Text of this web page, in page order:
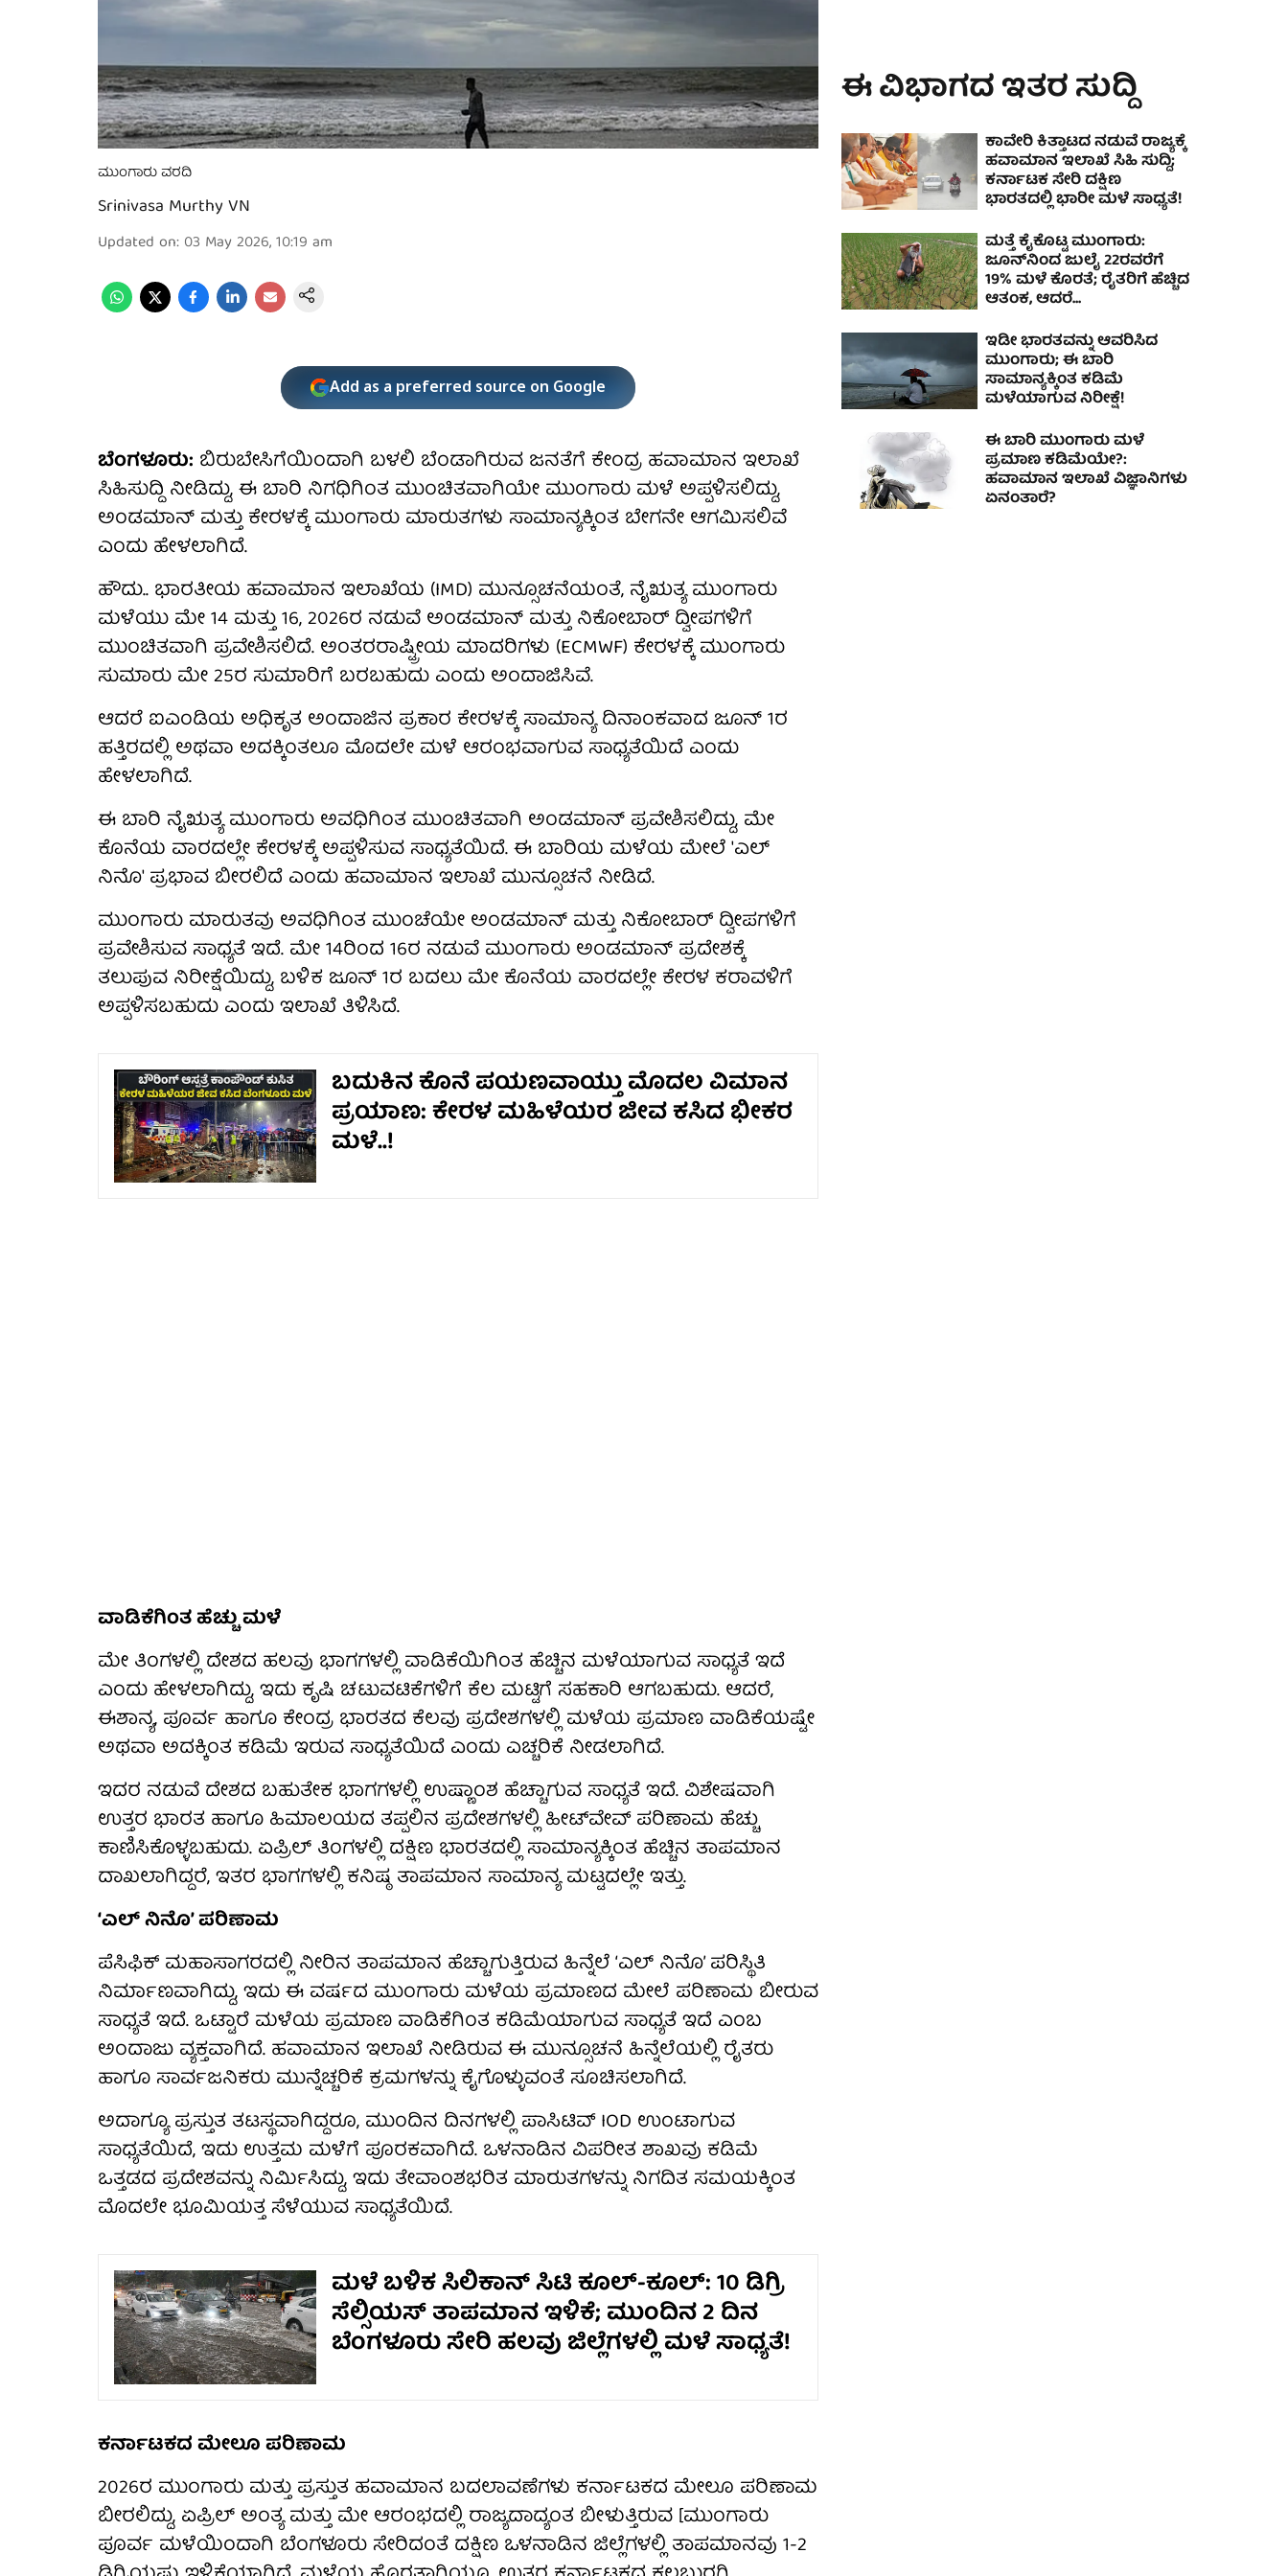
ಮುಂಗಾರು ವರದಿ
Srinivasa Murthy VN
Updated on: 03 May 2026, 10:19 am
Add as a preferred source on Google
ಬೆಂಗಳೂರು: ಬಿರುಬೇಸಿಗೆಯಿಂದಾಗಿ ಬಳಲಿ ಬೆಂಡಾಗಿರುವ ಜನತೆಗೆ ಕೇಂದ್ರ ಹವಾಮಾನ ಇಲಾಖೆ
ಸಿಹಿಸುದ್ದಿ ನೀಡಿದ್ದು, ಈ ಬಾರಿ ನಿಗಧಿಗಿಂತ ಮುಂಚಿತವಾಗಿಯೇ ಮುಂಗಾರು ಮಳೆ ಅಪ್ಪಳಿಸಲಿದ್ದು,
ಅಂಡಮಾನ್ ಮತ್ತು ಕೇರಳಕ್ಕೆ ಮುಂಗಾರು ಮಾರುತಗಳು ಸಾಮಾನ್ಯಕ್ಕಿಂತ ಬೇಗನೇ ಆಗಮಿಸಲಿವೆ
ಎಂದು ಹೇಳಲಾಗಿದೆ.
ಹೌದು.. ಭಾರತೀಯ ಹವಾಮಾನ ಇಲಾಖೆಯ (IMD) ಮುನ್ಸೂಚನೆಯಂತೆ, ನೈಋತ್ಯ ಮುಂಗಾರು
ಮಳೆಯು ಮೇ 14 ಮತ್ತು 16, 2026ರ ನಡುವೆ ಅಂಡಮಾನ್ ಮತ್ತು ನಿಕೋಬಾರ್ ದ್ವೀಪಗಳಿಗೆ
ಮುಂಚಿತವಾಗಿ ಪ್ರವೇಶಿಸಲಿದೆ. ಅಂತರರಾಷ್ಟ್ರೀಯ ಮಾದರಿಗಳು (ECMWF) ಕೇರಳಕ್ಕೆ ಮುಂಗಾರು
ಸುಮಾರು ಮೇ 25ರ ಸುಮಾರಿಗೆ ಬರಬಹುದು ಎಂದು ಅಂದಾಜಿಸಿವೆ.
ಆದರೆ ಐಎಂಡಿಯ ಅಧಿಕೃತ ಅಂದಾಜಿನ ಪ್ರಕಾರ ಕೇರಳಕ್ಕೆ ಸಾಮಾನ್ಯ ದಿನಾಂಕವಾದ ಜೂನ್ 1ರ
ಹತ್ತಿರದಲ್ಲಿ ಅಥವಾ ಅದಕ್ಕಿಂತಲೂ ಮೊದಲೇ ಮಳೆ ಆರಂಭವಾಗುವ ಸಾಧ್ಯತೆಯಿದೆ ಎಂದು
ಹೇಳಲಾಗಿದೆ.
ಈ ಬಾರಿ ನೈಋತ್ಯ ಮುಂಗಾರು ಅವಧಿಗಿಂತ ಮುಂಚಿತವಾಗಿ ಅಂಡಮಾನ್ ಪ್ರವೇಶಿಸಲಿದ್ದು, ಮೇ
ಕೊನೆಯ ವಾರದಲ್ಲೇ ಕೇರಳಕ್ಕೆ ಅಪ್ಪಳಿಸುವ ಸಾಧ್ಯತೆಯಿದೆ. ಈ ಬಾರಿಯ ಮಳೆಯ ಮೇಲೆ 'ಎಲ್
ನಿನೊ' ಪ್ರಭಾವ ಬೀರಲಿದೆ ಎಂದು ಹವಾಮಾನ ಇಲಾಖೆ ಮುನ್ಸೂಚನೆ ನೀಡಿದೆ.
ಮುಂಗಾರು ಮಾರುತವು ಅವಧಿಗಿಂತ ಮುಂಚೆಯೇ ಅಂಡಮಾನ್ ಮತ್ತು ನಿಕೋಬಾರ್ ದ್ವೀಪಗಳಿಗೆ
ಪ್ರವೇಶಿಸುವ ಸಾಧ್ಯತೆ ಇದೆ. ಮೇ 14ರಿಂದ 16ರ ನಡುವೆ ಮುಂಗಾರು ಅಂಡಮಾನ್ ಪ್ರದೇಶಕ್ಕೆ
ತಲುಪುವ ನಿರೀಕ್ಷೆಯಿದ್ದು, ಬಳಿಕ ಜೂನ್ 1ರ ಬದಲು ಮೇ ಕೊನೆಯ ವಾರದಲ್ಲೇ ಕೇರಳ ಕರಾವಳಿಗೆ
ಅಪ್ಪಳಿಸಬಹುದು ಎಂದು ಇಲಾಖೆ ತಿಳಿಸಿದೆ.
ಬದುಕಿನ ಕೊನೆ ಪಯಣವಾಯ್ತು ಮೊದಲ ವಿಮಾನ
ಪ್ರಯಾಣ: ಕೇರಳ ಮಹಿಳೆಯರ ಜೀವ ಕಸಿದ ಭೀಕರ
ಮಳೆ..!
ವಾಡಿಕೆಗಿಂತ ಹೆಚ್ಚು ಮಳೆ
ಮೇ ತಿಂಗಳಲ್ಲಿ ದೇಶದ ಹಲವು ಭಾಗಗಳಲ್ಲಿ ವಾಡಿಕೆಯಿಗಿಂತ ಹೆಚ್ಚಿನ ಮಳೆಯಾಗುವ ಸಾಧ್ಯತೆ ಇದೆ
ಎಂದು ಹೇಳಲಾಗಿದ್ದು, ಇದು ಕೃಷಿ ಚಟುವಟಿಕೆಗಳಿಗೆ ಕೆಲ ಮಟ್ಟಿಗೆ ಸಹಕಾರಿ ಆಗಬಹುದು. ಆದರೆ,
ಈಶಾನ್ಯ, ಪೂರ್ವ ಹಾಗೂ ಕೇಂದ್ರ ಭಾರತದ ಕೆಲವು ಪ್ರದೇಶಗಳಲ್ಲಿ ಮಳೆಯ ಪ್ರಮಾಣ ವಾಡಿಕೆಯಷ್ಟೇ
ಅಥವಾ ಅದಕ್ಕಿಂತ ಕಡಿಮೆ ಇರುವ ಸಾಧ್ಯತೆಯಿದೆ ಎಂದು ಎಚ್ಚರಿಕೆ ನೀಡಲಾಗಿದೆ.
ಇದರ ನಡುವೆ ದೇಶದ ಬಹುತೇಕ ಭಾಗಗಳಲ್ಲಿ ಉಷ್ಣಾಂಶ ಹೆಚ್ಚಾಗುವ ಸಾಧ್ಯತೆ ಇದೆ. ವಿಶೇಷವಾಗಿ
ಉತ್ತರ ಭಾರತ ಹಾಗೂ ಹಿಮಾಲಯದ ತಪ್ಪಲಿನ ಪ್ರದೇಶಗಳಲ್ಲಿ ಹೀಟ್‌ವೇವ್ ಪರಿಣಾಮ ಹೆಚ್ಚು
ಕಾಣಿಸಿಕೊಳ್ಳಬಹುದು. ಏಪ್ರಿಲ್ ತಿಂಗಳಲ್ಲಿ ದಕ್ಷಿಣ ಭಾರತದಲ್ಲಿ ಸಾಮಾನ್ಯಕ್ಕಿಂತ ಹೆಚ್ಚಿನ ತಾಪಮಾನ
ದಾಖಲಾಗಿದ್ದರೆ, ಇತರ ಭಾಗಗಳಲ್ಲಿ ಕನಿಷ್ಠ ತಾಪಮಾನ ಸಾಮಾನ್ಯ ಮಟ್ಟದಲ್ಲೇ ಇತ್ತು.
‘ಎಲ್ ನಿನೊ’ ಪರಿಣಾಮ
ಪೆಸಿಫಿಕ್ ಮಹಾಸಾಗರದಲ್ಲಿ ನೀರಿನ ತಾಪಮಾನ ಹೆಚ್ಚಾಗುತ್ತಿರುವ ಹಿನ್ನೆಲೆ ‘ಎಲ್ ನಿನೊ’ ಪರಿಸ್ಥಿತಿ
ನಿರ್ಮಾಣವಾಗಿದ್ದು, ಇದು ಈ ವರ್ಷದ ಮುಂಗಾರು ಮಳೆಯ ಪ್ರಮಾಣದ ಮೇಲೆ ಪರಿಣಾಮ ಬೀರುವ
ಸಾಧ್ಯತೆ ಇದೆ. ಒಟ್ಟಾರೆ ಮಳೆಯ ಪ್ರಮಾಣ ವಾಡಿಕೆಗಿಂತ ಕಡಿಮೆಯಾಗುವ ಸಾಧ್ಯತೆ ಇದೆ ಎಂಬ
ಅಂದಾಜು ವ್ಯಕ್ತವಾಗಿದೆ. ಹವಾಮಾನ ಇಲಾಖೆ ನೀಡಿರುವ ಈ ಮುನ್ಸೂಚನೆ ಹಿನ್ನೆಲೆಯಲ್ಲಿ ರೈತರು
ಹಾಗೂ ಸಾರ್ವಜನಿಕರು ಮುನ್ನೆಚ್ಚರಿಕೆ ಕ್ರಮಗಳನ್ನು ಕೈಗೊಳ್ಳುವಂತೆ ಸೂಚಿಸಲಾಗಿದೆ.
ಅದಾಗ್ಯೂ ಪ್ರಸ್ತುತ ತಟಸ್ಥವಾಗಿದ್ದರೂ, ಮುಂದಿನ ದಿನಗಳಲ್ಲಿ ಪಾಸಿಟಿವ್ IOD ಉಂಟಾಗುವ
ಸಾಧ್ಯತೆಯಿದೆ, ಇದು ಉತ್ತಮ ಮಳೆಗೆ ಪೂರಕವಾಗಿದೆ. ಒಳನಾಡಿನ ವಿಪರೀತ ಶಾಖವು ಕಡಿಮೆ
ಒತ್ತಡದ ಪ್ರದೇಶವನ್ನು ನಿರ್ಮಿಸಿದ್ದು, ಇದು ತೇವಾಂಶಭರಿತ ಮಾರುತಗಳನ್ನು ನಿಗದಿತ ಸಮಯಕ್ಕಿಂತ
ಮೊದಲೇ ಭೂಮಿಯತ್ತ ಸೆಳೆಯುವ ಸಾಧ್ಯತೆಯಿದೆ.
ಮಳೆ ಬಳಿಕ ಸಿಲಿಕಾನ್ ಸಿಟಿ ಕೂಲ್-ಕೂಲ್: 10 ಡಿಗ್ರಿ
ಸೆಲ್ಸಿಯಸ್ ತಾಪಮಾನ ಇಳಿಕೆ; ಮುಂದಿನ 2 ದಿನ
ಬೆಂಗಳೂರು ಸೇರಿ ಹಲವು ಜಿಲ್ಲೆಗಳಲ್ಲಿ ಮಳೆ ಸಾಧ್ಯತೆ!
ಕರ್ನಾಟಕದ ಮೇಲೂ ಪರಿಣಾಮ
2026ರ ಮುಂಗಾರು ಮತ್ತು ಪ್ರಸ್ತುತ ಹವಾಮಾನ ಬದಲಾವಣೆಗಳು ಕರ್ನಾಟಕದ ಮೇಲೂ ಪರಿಣಾಮ
ಬೀರಲಿದ್ದು, ಏಪ್ರಿಲ್ ಅಂತ್ಯ ಮತ್ತು ಮೇ ಆರಂಭದಲ್ಲಿ ರಾಜ್ಯದಾದ್ಯಂತ ಬೀಳುತ್ತಿರುವ [ಮುಂಗಾರು
ಪೂರ್ವ ಮಳೆಯಿಂದಾಗಿ ಬೆಂಗಳೂರು ಸೇರಿದಂತೆ ದಕ್ಷಿಣ ಒಳನಾಡಿನ ಜಿಲ್ಲೆಗಳಲ್ಲಿ ತಾಪಮಾನವು 1-2
ಈ ವಿಭಾಗದ ಇತರ ಸುದ್ದಿ
ಕಾವೇರಿ ಕಿತ್ತಾಟದ ನಡುವೆ ರಾಜ್ಯಕ್ಕೆ
ಹವಾಮಾನ ಇಲಾಖೆ ಸಿಹಿ ಸುದ್ದಿ;
ಕರ್ನಾಟಕ ಸೇರಿ ದಕ್ಷಿಣ
ಭಾರತದಲ್ಲಿ ಭಾರೀ ಮಳೆ ಸಾಧ್ಯತೆ!
ಮತ್ತೆ ಕೈಕೊಟ್ಟ ಮುಂಗಾರು:
ಜೂನ್‌ನಿಂದ ಜುಲೈ 22ರವರೆಗೆ
19% ಮಳೆ ಕೊರತೆ; ರೈತರಿಗೆ ಹೆಚ್ಚಿದ
ಆತಂಕ, ಆದರೆ...
ಇಡೀ ಭಾರತವನ್ನು ಆವರಿಸಿದ
ಮುಂಗಾರು; ಈ ಬಾರಿ
ಸಾಮಾನ್ಯಕ್ಕಿಂತ ಕಡಿಮೆ
ಮಳೆಯಾಗುವ ನಿರೀಕ್ಷೆ!
ಈ ಬಾರಿ ಮುಂಗಾರು ಮಳೆ
ಪ್ರಮಾಣ ಕಡಿಮೆಯೇ?:
ಹವಾಮಾನ ಇಲಾಖೆ ವಿಜ್ಞಾನಿಗಳು
ಏನಂತಾರೆ?